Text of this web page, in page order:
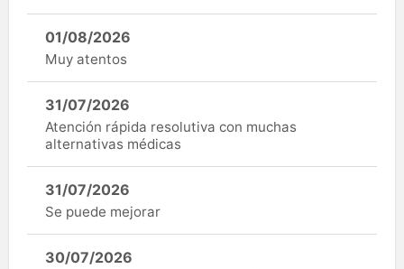
01/08/2026
Muy atentos
31/07/2026
Atención rápida resolutiva con muchas
alternativas médicas
31/07/2026
Se puede mejorar
30/07/2026